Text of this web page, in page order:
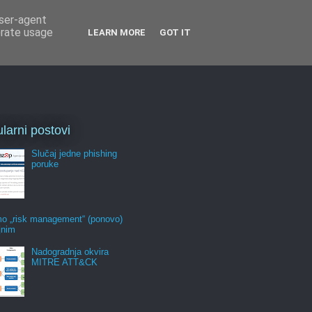
postovi
Slučaj jedne phishing
poruke
„risk management“ (ponovo)
Nadogradnja okvira
MITRE ATT&CK
agent
usage
LEARN MORE GOT IT